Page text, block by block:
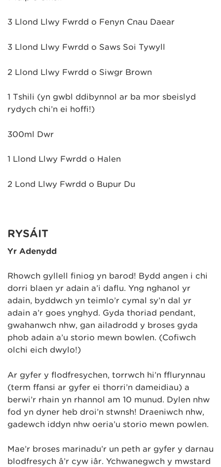
3 Llond Llwy Fwrdd o Fenyn Cnau Daear
3 Llond Llwy Fwrdd o Saws Soi Tywyll
2 Llond Llwy Fwrdd o Siwgr Brown
1 Tshili (yn gwbl ddibynnol ar ba mor sbeislyd
rydych chi’n ei hoffi!)
300ml Dŵr
1 Llond Llwy Fwrdd o Halen
2 Lond Llwy Fwrdd o Bupur Du
RYSÁIT
Yr Adenydd
Rhowch gyllell finiog yn barod! Bydd angen i chi
dorri blaen yr adain a’i daflu. Yng nghanol yr
adain, byddwch yn teimlo’r cymal sy’n dal yr
adain a’r goes ynghyd. Gyda thoriad pendant,
gwahanwch nhw, gan ailadrodd y broses gyda
phob adain a’u storio mewn bowlen. (Cofiwch
olchi eich dwylo!)
Ar gyfer y flodfresychen, torrwch hi’n fflurynnau
(term ffansi ar gyfer ei thorri’n dameidiau) a
berwi’r rhain yn rhannol am 10 munud. Dylen nhw
fod yn dyner heb droi’n stwnsh! Draeniwch nhw,
gadewch iddyn nhw oeria’u storio mewn powlen.
Mae’r broses marinadu’r un peth ar gyfer y darnau
blodfresych â’r cyw iâr. Ychwanegwch y mwstard